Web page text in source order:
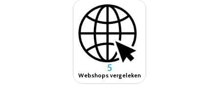
5
Webshops vergeleken